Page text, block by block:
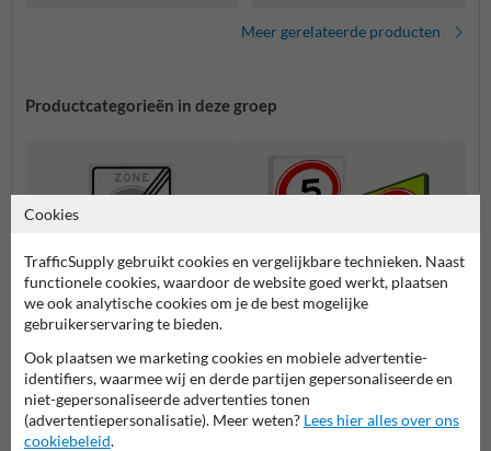
Meer gerelateerde producten
Productcategorieën in deze groep
Parkeren en stilstaan borden
(E-serie)
Snelheidsborden (A-serie)
Cookies
TrafficSupply gebruikt cookies en vergelijkbare technieken. Naast
functionele cookies, waardoor de website goed werkt, plaatsen
we ook analytische cookies om je de best mogelijke
gebruikerservaring te bieden.
Ook plaatsen we marketing cookies en mobiele advertentie-
identifiers, waarmee wij en derde partijen gepersonaliseerde en
niet-gepersonaliseerde advertenties tonen
(advertentiepersonalisatie). Meer weten? Lees hier alles over ons
cookiebeleid.